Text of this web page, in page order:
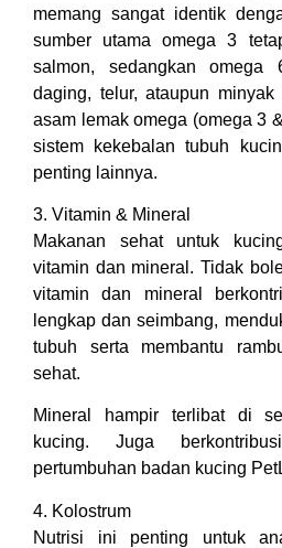
memang sangat identik
sumber utama omega 3
salmon, sedangkan
daging, telur, ataupun
asam lemak omega (omega 3
sistem kekebalan tubuh
penting lainnya.
3. Vitamin & Mineral
Makanan sehat untuk
vitamin dan mineral. Tidak
vitamin dan mineral
lengkap dan seimbang,
tubuh serta membantu
sehat.
Mineral hampir terlibat di
kucing. Juga
pertumbuhan badan kucing
4. Kolostrum
Nutrisi ini penting untuk